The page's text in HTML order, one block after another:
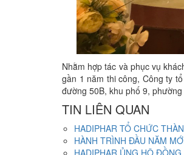
Nhằm hợp tác và phục vụ
gần 1 năm thi công, Công ty
đường 50B, khu phố 9,
TIN LIÊN QUAN
HADIPHAR TỔ CHỨC
HÀNH TRÌNH ĐẦU NĂM